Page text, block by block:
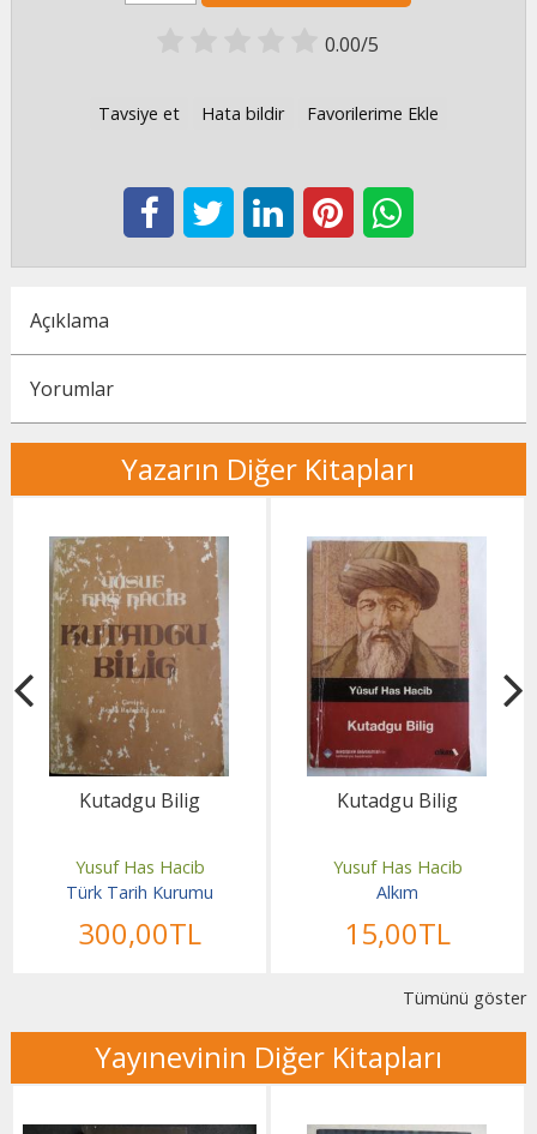
0.00/5
Tavsiye et Hata bildir Favorilerime Ekle
Açıklama
Yorumlar
Yazarın Diğer Kitapları
Kutadgu Bilig
Yusuf Has Hacib
Türk Tarih Kurumu
300,00TL
Kutadgu Bilig
Yusuf Has Hacib
Alkım
15,00TL
Tümünü göster
Yayınevinin Diğer Kitapları